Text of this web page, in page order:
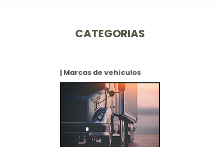
CATEGORIAS
| Marcas de vehículos